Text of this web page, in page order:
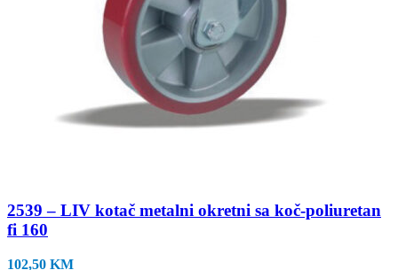
2539 – LIV kotač metalni okretni sa koč-poliuretan
fi 160
102,50 KM